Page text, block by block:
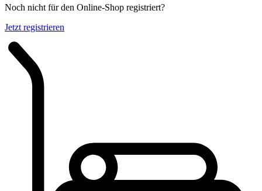
Noch nicht für den Online-Shop registriert?
Jetzt registrieren